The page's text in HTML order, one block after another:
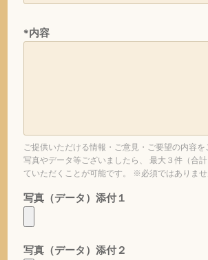
*内容
ご提供いただける情報・ご意見・ご要望の内容を
写真やデータ等ございましたら、 最大３件（合
ていただくことが可能です。 ※必須ではありませ
写真（データ）添付１
写真（データ）添付２